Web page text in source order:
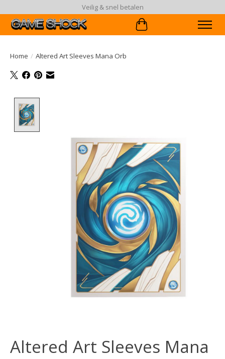
Veilig & snel betalen
Winkelwagen
Home / Altered Art Sleeves Mana Orb
Altered Art Sleeves Mana